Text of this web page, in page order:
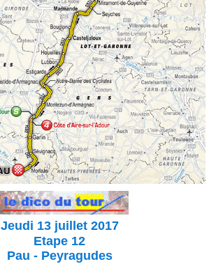
Jeudi 13 juillet 2017
Etape 12
Pau - Peyragudes